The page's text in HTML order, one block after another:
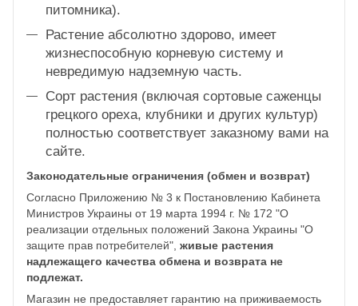
питомника).
Растение абсолютно здорово, имеет
жизнеспособную корневую систему и
невредимую надземную часть.
Сорт растения (включая сортовые саженцы
грецкого ореха, клубники и других культур)
полностью соответствует заказному вами на
сайте.
Законодательные ограничения (обмен и возврат)
Согласно Приложению № 3 к Постановлению Кабинета
Министров Украины от 19 марта 1994 г. № 172 "О
реализации отдельных положений Закона Украины "О
защите прав потребителей", живые растения
надлежащего качества обмена и возврата не
подлежат.
Магазин не предоставляет гарантию на приживаемость